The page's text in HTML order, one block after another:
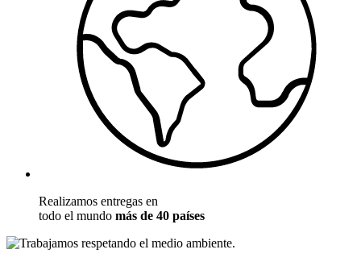
Realizamos entregas en
todo el mundo más de 40 países